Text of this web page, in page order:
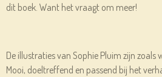
dit boek. Want het vraagt om meer!
De illustraties van Sophie Pluim zijn zoals
Mooi, doeltreffend en passend bij het